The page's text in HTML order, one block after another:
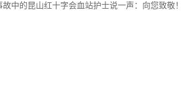
的昆山红十字会血站护士说一声：向您致敬！